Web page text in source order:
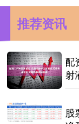
推荐资讯
配
射
股